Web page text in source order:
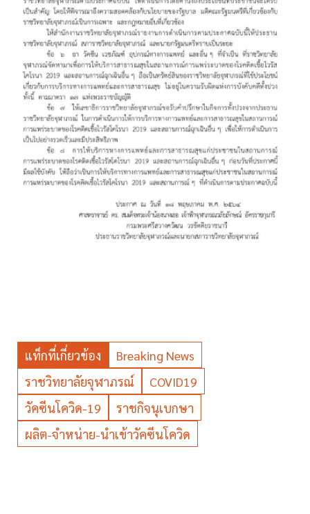
แท็กที่เกี่ยวข้อง
Breaking News
ราชวิทยาลัยจุฬาภรณ์
COVID19
วัคซีนโควิด-19
ราชกิจนุเบกษา
ผลิต-จำหน่าย-นำเข้าวัคซีนโควิด